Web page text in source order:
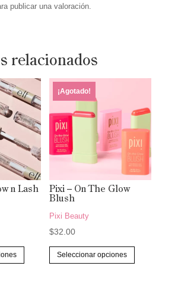
publicar una valoración.
relacionados
n Lash
Este
producto
¡Agotado!
Pixi – On The Glow
Blush
Pixi Beauty
$32.00
Seleccionar opciones
Este